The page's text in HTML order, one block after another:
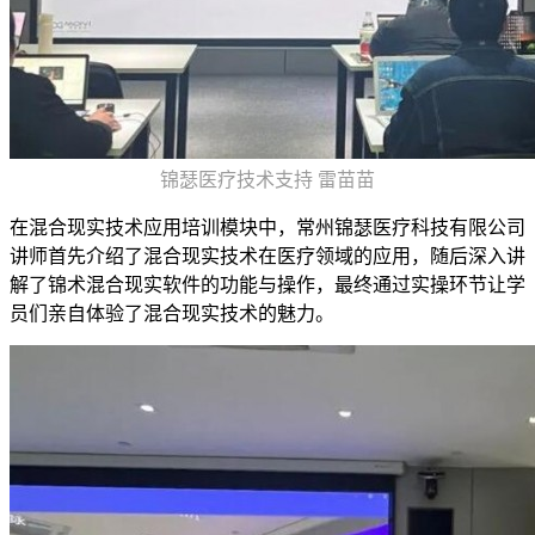
锦瑟医疗技术支持 雷苗苗
在混合现实技术应用培训模块中，常州锦瑟医疗科技有限公司
讲师首先介绍了混合现实技术在医疗领域的应用，随后深入讲
解了锦术混合现实软件的功能与操作，最终通过实操环节让学
员们亲自体验了混合现实技术的魅力。